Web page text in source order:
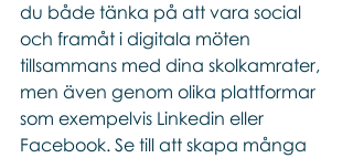
du både tänka på att vara social
och framåt i digitala möten
tillsammans med dina skolkamrater,
men även genom olika plattformar
som exempelvis Linkedin eller
Facebook. Se till att skapa många